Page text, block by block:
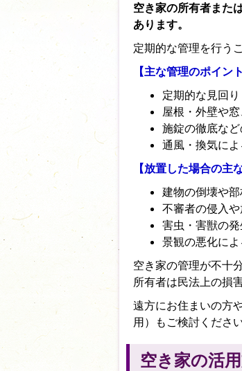
空き家の所有者また
あります。
定期的な管理を行う
【主な管理のポイント
定期的な見回り
屋根・外壁や
施錠の徹底な
通風・換気に
【放置した場合の主
建物の倒壊や
不審者の侵入
害虫・害獣の発
景観の悪化に
空き家の管理が不十
所有者は民法上の損
遠方にお住まいの方
用）もご検討ください
空き家の活